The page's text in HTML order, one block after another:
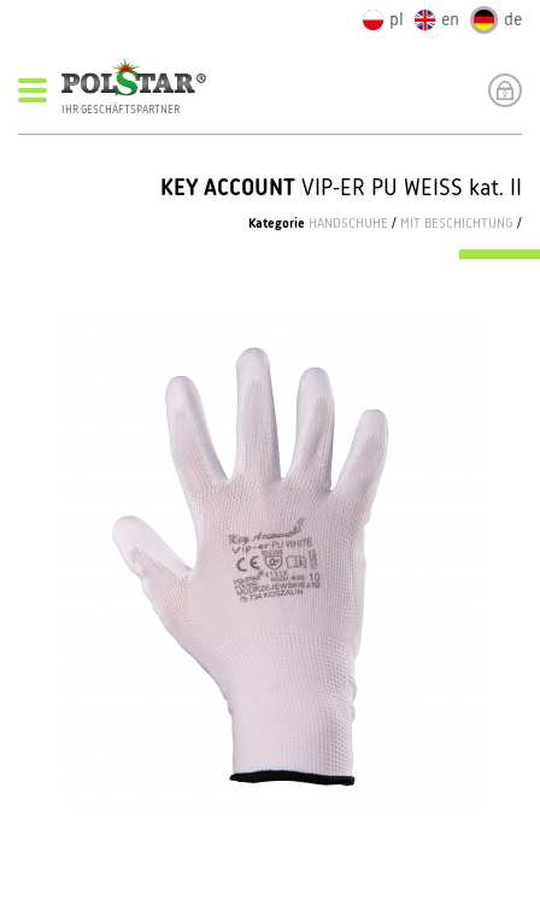
pl en de
IHR GESCHÄFTSPARTNER
KEY ACCOUNT VIP-ER PU WEISS kat. II
Kategorie HANDSCHUHE / MIT BESCHICHTUNG /